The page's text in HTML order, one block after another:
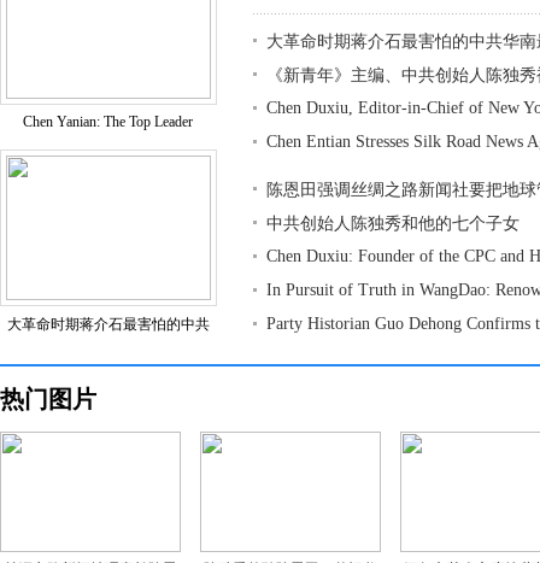
Chen Yanian: The Top Leader
大革命时期蒋介石最害怕的中共
大革命时期蒋介石最害怕的中共华
《新青年》主编、中共创始人陈独
Chen Duxiu, Editor-in-Chief of New
Chen Entian Stresses Silk Road News
陈恩田强调丝绸之路新闻社要把地
中共创始人陈独秀和他的七个子女
Chen Duxiu: Founder of the CPC and
In Pursuit of Truth in WangDao:
Party Historian Guo Dehong Confirms
热门图片